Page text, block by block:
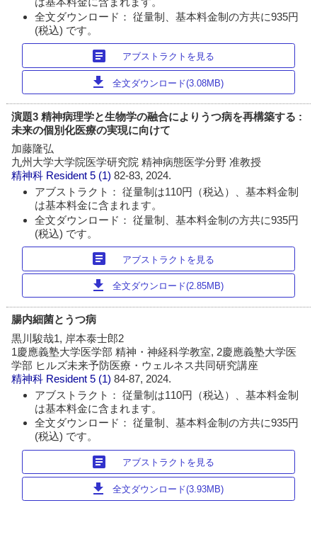
全文ダウンロード： 従量制、基本料金制の方共に935円
(税込) です。
article アブストラクトを見る
download 全文ダウンロード(3.08MB)
演題3 精神病理学と生物学の融合によりうつ病を再構築する :
未来の個別化医療の実現に向けて
加藤隆弘
九州大学大学院医学研究院 精神病態医学分野 准教授
精神科 Resident 5 (1)82-83, 2024.
アブストラクト： 従量制は110円（税込）、基本料金制
は基本料金に含まれます。
全文ダウンロード： 従量制、基本料金制の方共に935円
(税込) です。
article アブストラクトを見る
download 全文ダウンロード(2.85MB)
腸内細菌とうつ病
黒川駿哉1, 岸本泰士郎2
1慶應義塾大学医学部 精神・神経科学教室, 2慶應義塾大学医
学部 ヒルズ未来予防医療・ウェルネス共同研究講座
精神科 Resident 5 (1)84-87, 2024.
アブストラクト： 従量制は110円（税込）、基本料金制
は基本料金に含まれます。
全文ダウンロード： 従量制、基本料金制の方共に935円
(税込) です。
article アブストラクトを見る
download 全文ダウンロード(3.93MB)